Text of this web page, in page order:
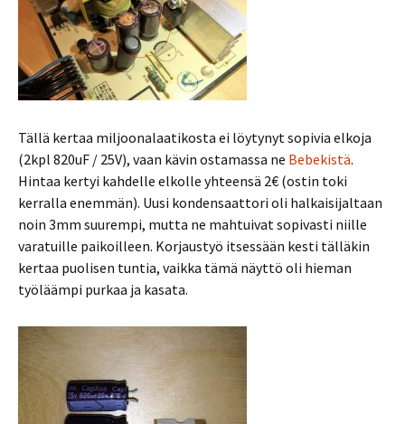
Tällä kertaa miljoonalaatikosta ei löytynyt sopivia elkoja
(2kpl 820uF / 25V), vaan kävin ostamassa ne Bebekistä.
Hintaa kertyi kahdelle elkolle yhteensä 2€ (ostin toki
kerralla enemmän). Uusi kondensaattori oli halkaisijaltaan
noin 3mm suurempi, mutta ne mahtuivat sopivasti niille
varatuille paikoilleen. Korjaustyö itsessään kesti tälläkin
kertaa puolisen tuntia, vaikka tämä näyttö oli hieman
työläämpi purkaa ja kasata.